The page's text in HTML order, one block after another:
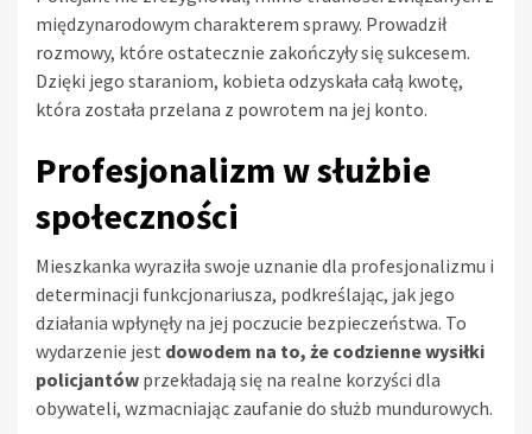
międzynarodowym charakterem sprawy. Prowadził
rozmowy, które ostatecznie zakończyły się sukcesem.
Dzięki jego staraniom, kobieta odzyskała całą kwotę,
która została przelana z powrotem na jej konto.
Profesjonalizm w służbie
społeczności
Mieszkanka wyraziła swoje uznanie dla profesjonalizmu i
determinacji funkcjonariusza, podkreślając, jak jego
działania wpłynęły na jej poczucie bezpieczeństwa. To
wydarzenie jest dowodem na to, że codzienne wysiłki
policjantów przekładają się na realne korzyści dla
obywateli, wzmacniając zaufanie do służb mundurowych.